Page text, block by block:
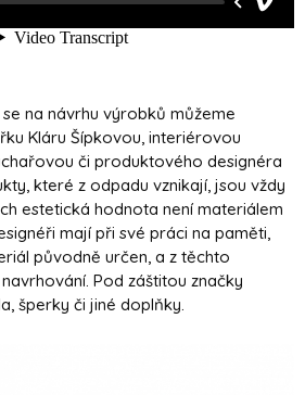
na návrhu výrobků můžeme
Kláru Šípkovou, interiérovou
či produktového designéra
které z odpadu vznikají, jsou vždy
estetická hodnota není materiálem
mají při své práci na paměti,
původně určen, a z těchto
Pod záštitou značky
šperky či jiné doplňky.